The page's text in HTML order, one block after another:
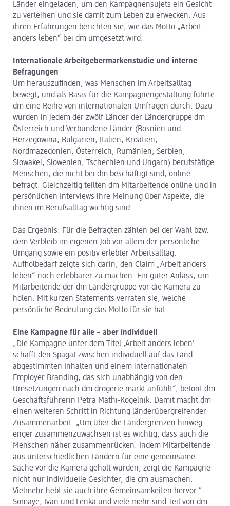
Länder eingeladen, um den Kampagnensujets ein Gesicht
zu verleihen und sie damit zum Leben zu erwecken. Aus
ihren Erfahrungen berichten sie, wie das Motto „Arbeit
anders leben“ bei dm umgesetzt wird.
Internationale Arbeitgebermarkenstudie und interne
Befragungen
Um herauszufinden, was Menschen im Arbeitsalltag
bewegt, und als Basis für die Kampagnengestaltung führte
dm eine Reihe von internationalen Umfragen durch. Dazu
wurden in jedem der zwölf Länder der Ländergruppe dm
Österreich und Verbundene Länder (Bosnien und
Herzegowina, Bulgarien, Italien, Kroatien,
Nordmazedonien, Österreich, Rumänien, Serbien,
Slowakei, Slowenien, Tschechien und Ungarn) berufstätige
Menschen, die nicht bei dm beschäftigt sind, online
befragt. Gleichzeitig teilten dm Mitarbeitende online und in
persönlichen Interviews ihre Meinung über Aspekte, die
ihnen im Berufsalltag wichtig sind.
Das Ergebnis: Für die Befragten zählen bei der Wahl bzw.
dem Verbleib im eigenen Job vor allem der persönliche
Umgang sowie ein positiv erlebter Arbeitsalltag.
Aufholbedarf zeigte sich darin, den Claim „Arbeit anders
leben“ noch erlebbarer zu machen. Ein guter Anlass, um
Mitarbeitende der dm Ländergruppe vor die Kamera zu
holen. Mit kurzen Statements verraten sie, welche
persönliche Bedeutung das Motto für sie hat.
Eine Kampagne für alle – aber individuell
„Die Kampagne unter dem Titel ‚Arbeit anders leben‘
schafft den Spagat zwischen individuell auf das Land
abgestimmten Inhalten und einem internationalen
Employer Branding, das sich unabhängig von den
Umsetzungen nach dm drogerie markt anfühlt“, betont dm
Geschäftsführerin Petra Mathi-Kogelnik. Damit macht dm
einen weiteren Schritt in Richtung länderübergreifender
Zusammenarbeit: „Um über die Ländergrenzen hinweg
enger zusammenzuwachsen ist es wichtig, dass auch die
Menschen näher zusammenrücken. Indem Mitarbeitende
aus unterschiedlichen Ländern für eine gemeinsame
Sache vor die Kamera geholt wurden, zeigt die Kampagne
nicht nur individuelle Gesichter, die dm ausmachen.
Vielmehr hebt sie auch ihre Gemeinsamkeiten hervor.“
Somaye, Ivan und Lenka und viele mehr sind Teil von dm